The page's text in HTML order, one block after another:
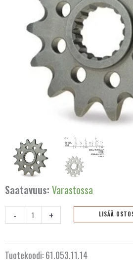
Saatavuus: Varastossa
-
14
hammasta
+ LISÄÄ
Tuotekoodi:61.053.11.14